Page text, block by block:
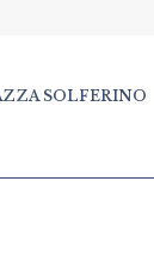
SOLFERINO